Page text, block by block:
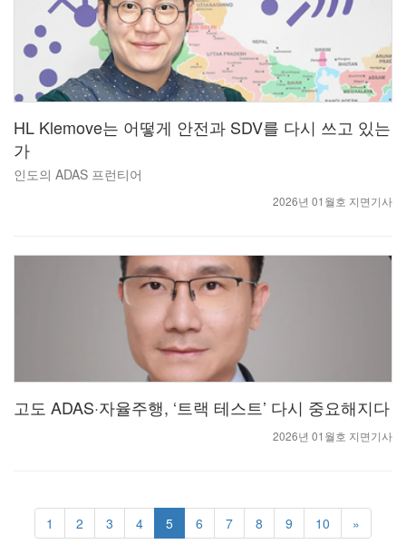
HL Klemove는 어떻게 안전과 SDV를 다시 쓰고 있는
가
인도의 ADAS 프런티어
2026년 01월호 지면기사
고도 ADAS·자율주행, ‘트랙 테스트’ 다시 중요해지다
2026년 01월호 지면기사
1 2 3 4 5 6 7 8 9 10 »